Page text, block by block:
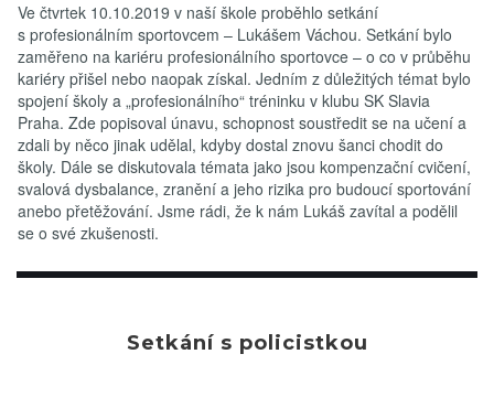
Ve čtvrtek 10.10.2019 v naší škole proběhlo setkání
s profesionálním sportovcem – Lukášem Váchou. Setkání bylo
zaměřeno na kariéru profesionálního sportovce – o co v průběhu
kariéry přišel nebo naopak získal. Jedním z důležitých témat bylo
spojení školy a „profesionálního“ tréninku v klubu SK Slavia
Praha. Zde popisoval únavu, schopnost soustředit se na učení a
zdali by něco jinak udělal, kdyby dostal znovu šanci chodit do
školy. Dále se diskutovala témata jako jsou kompenzační cvičení,
svalová dysbalance, zranění a jeho rizika pro budoucí sportování
anebo přetěžování. Jsme rádi, že k nám Lukáš zavítal a podělil
se o své zkušenosti.
Setkání s policistkou